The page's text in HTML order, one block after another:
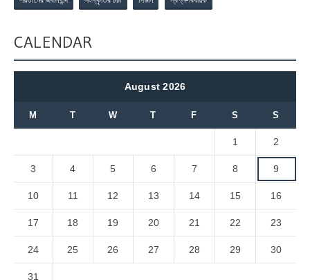
CALENDAR
August 2026
M T W T F S S
1 2
3 4 5 6 7 8 9
10 11 12 13 14 15 16
17 18 19 20 21 22 23
24 25 26 27 28 29 30
31